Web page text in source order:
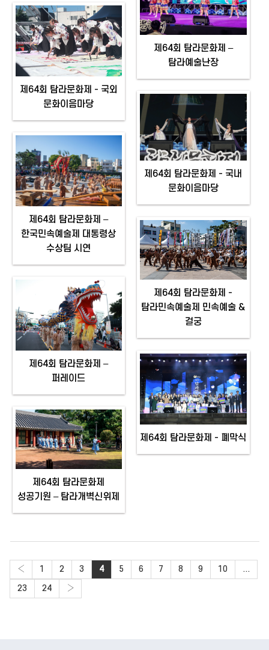
제64회 탐라문화제 –
탐라예술난장
제64회 탐라문화제 - 국외
문화이음마당
제64회 탐라문화제 - 국내
문화이음마당
제64회 탐라문화제 –
한국민속예술제 대통령상
수상팀 시연
제64회 탐라문화제 -
탐라민속예술제 민속예술 &
걸궁
제64회 탐라문화제 –
퍼레이드
제64회 탐라문화제 - 폐막식
제64회 탐라문화제
성공기원 – 탐라개벽신위제
‹ 1 2 3 4 5 6 7 8 9 10 ...
23 24 ›